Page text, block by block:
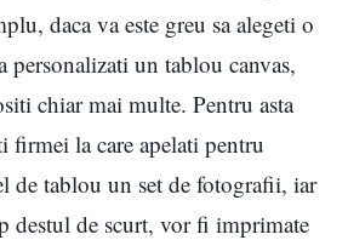
daca va este greu sa alegeti o
personalizati un tablou canvas,
chiar mai multe. Pentru asta
firmei la care apelati pentru
de tablou un set de fotografii, iar
destul de scurt, vor fi imprimate